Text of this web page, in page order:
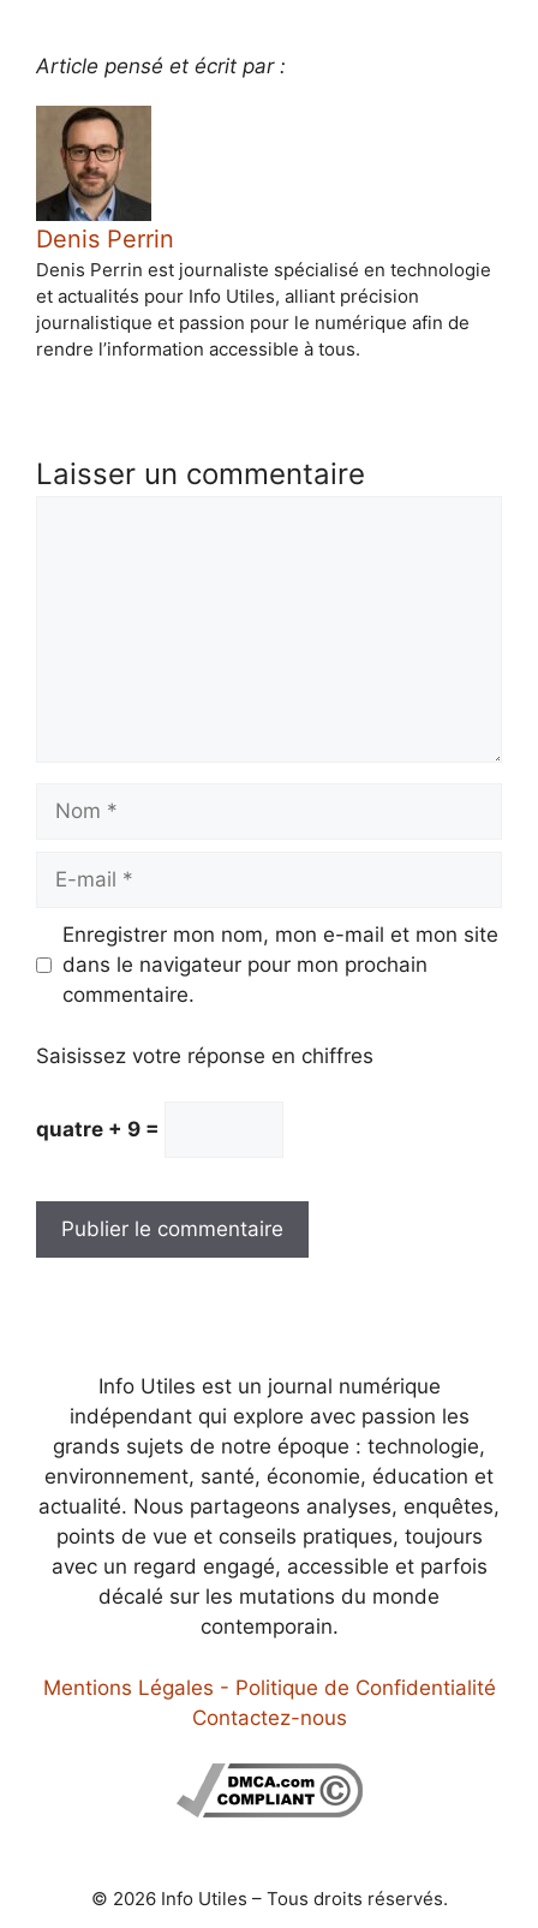
Article pensé et écrit par :
Denis Perrin
Denis Perrin est journaliste spécialisé en technologie
et actualités pour Info Utiles, alliant précision
journalistique et passion pour le numérique afin de
rendre l’information accessible à tous.
Laisser un commentaire
Nom
Enregistrer mon nom, mon e-mail et mon site
dans le navigateur pour mon prochain
commentaire.
Saisissez votre réponse en chiffres
quatre + 9 =
Info Utiles est un journal numérique
indépendant qui explore avec passion les
grands sujets de notre époque : technologie,
environnement, santé, économie, éducation et
actualité. Nous partageons analyses, enquêtes,
points de vue et conseils pratiques, toujours
avec un regard engagé, accessible et parfois
décalé sur les mutations du monde
contemporain.
Mentions Légales - Politique de Confidentialité
Contactez-nous
© 2026 Info Utiles – Tous droits réservés.